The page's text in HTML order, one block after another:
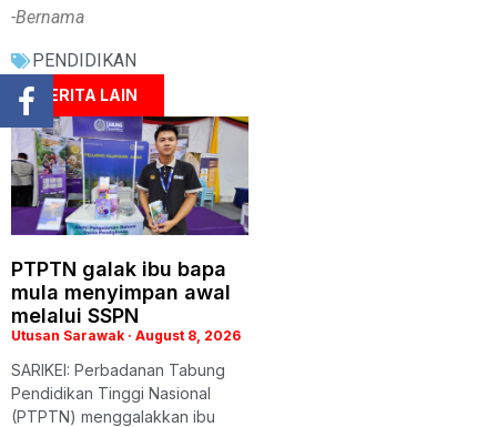
-Bernama
PENDIDIKAN
BERITA LAIN
PTPTN galak ibu bapa
mula menyimpan awal
melalui SSPN
Utusan Sarawak August 8, 2026
SARIKEI: Perbadanan Tabung
Pendidikan Tinggi Nasional
(PTPTN) menggalakkan ibu